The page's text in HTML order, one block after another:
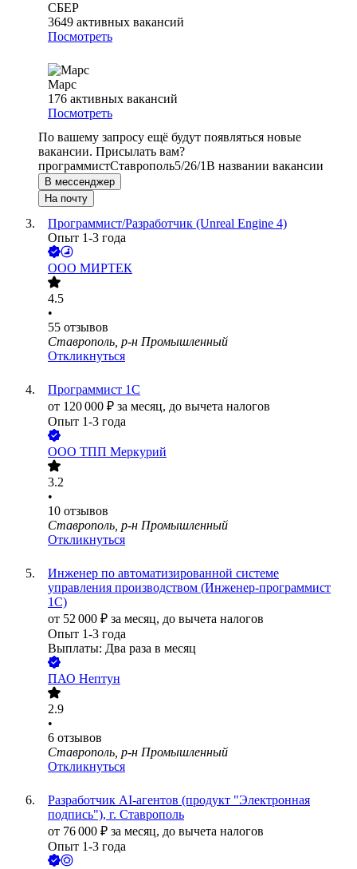
СБЕР
3649 активных вакансий
Посмотреть
Марс
176 активных вакансий
Посмотреть
По вашему запросу ещё будут появляться новые
вакансии. Присылать вам?
программистСтаврополь5/26/1В названии вакансии
В мессенджер
На почту
Программист/Разработчик (Unreal Engine 4)
Опыт 1-3 года
ООО МИРТЕК
4.5
•
55 отзывов
Ставрополь, р-н Промышленный
Откликнуться
Программист 1С
от 120 000 ₽ за месяц, до вычета налогов
Опыт 1-3 года
ООО ТПП Меркурий
3.2
•
10 отзывов
Ставрополь, р-н Промышленный
Откликнуться
Инженер по автоматизированной системе
управления производством (Инженер-программист
1С)
от 52 000 ₽ за месяц, до вычета налогов
Опыт 1-3 года
Выплаты: Два раза в месяц
ПАО Нептун
2.9
•
6 отзывов
Ставрополь, р-н Промышленный
Откликнуться
Разработчик AI-агентов (продукт "Электронная
подпись"), г. Ставрополь
от 76 000 ₽ за месяц, до вычета налогов
Опыт 1-3 года